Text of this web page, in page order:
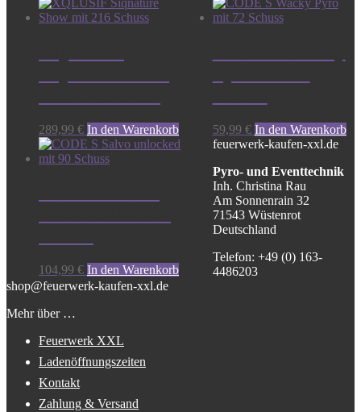
289,99 € In den Warenkorb 59,99 € In den Warenkorb
104,99 € In den Warenkorb
feuerwerk-kaufen-xxl.de
Pyro- und Eventtechnik
Inh. Christina Rau
Am Sonnenrain 32
71543 Wüstenrot
Deutschland
Telefon: +49 (0) 163-
4486203
shop@feuerwerk-kaufen-xxl.de
Mehr über …
Feuerwerk XXL
Ladenöffnungszeiten
Kontakt
Zahlung & Versand